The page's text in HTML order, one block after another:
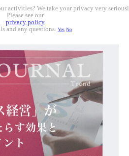
activities? We take your privacy very
Please see our
privacy policy
and any questions.Yes No